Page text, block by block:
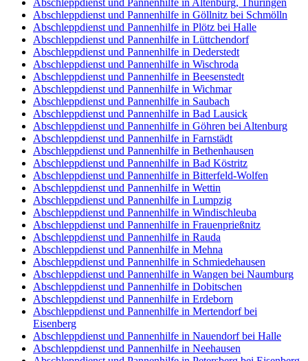
Abschleppdienst und Pannenhilfe in Göllnitz bei Schmölln
Abschleppdienst und Pannenhilfe in Plötz bei Halle
Abschleppdienst und Pannenhilfe in Lüttchendorf
Abschleppdienst und Pannenhilfe in Dederstedt
Abschleppdienst und Pannenhilfe in Wischroda
Abschleppdienst und Pannenhilfe in Beesenstedt
Abschleppdienst und Pannenhilfe in Wichmar
Abschleppdienst und Pannenhilfe in Saubach
Abschleppdienst und Pannenhilfe in Bad Lausick
Abschleppdienst und Pannenhilfe in Göhren bei Altenburg
Abschleppdienst und Pannenhilfe in Farnstädt
Abschleppdienst und Pannenhilfe in Bethenhausen
Abschleppdienst und Pannenhilfe in Bad Köstritz
Abschleppdienst und Pannenhilfe in Bitterfeld-Wolfen
Abschleppdienst und Pannenhilfe in Wettin
Abschleppdienst und Pannenhilfe in Lumpzig
Abschleppdienst und Pannenhilfe in Windischleuba
Abschleppdienst und Pannenhilfe in Frauenprießnitz
Abschleppdienst und Pannenhilfe in Rauda
Abschleppdienst und Pannenhilfe in Mehna
Abschleppdienst und Pannenhilfe in Schmiedehausen
Abschleppdienst und Pannenhilfe in Wangen bei Naumburg
Abschleppdienst und Pannenhilfe in Dobitschen
Abschleppdienst und Pannenhilfe in Erdeborn
Abschleppdienst und Pannenhilfe in Mertendorf bei
Eisenberg
Abschleppdienst und Pannenhilfe in Nauendorf bei Halle
Abschleppdienst und Pannenhilfe in Neehausen